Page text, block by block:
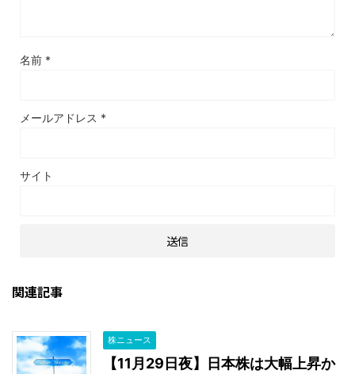
名前 *
メールアドレス *
サイト
関連記事
株ニュース
【11月29日夜】日本株は大幅上昇か